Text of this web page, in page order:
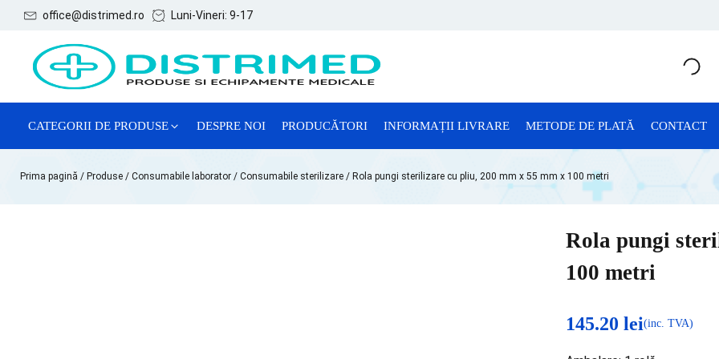
office@distrimed.ro Luni-Vineri: 9-17
CATEGORII DE PRODUSE
ACE, SERINGI ȘI ACCESORII
CONSUMABILE GENERALE
CONSUMABILE LABORATOR
Anatomie Patologică
DESPRE NOI PRODUCĂTORI INFORMAȚII LIVRARE METODE DE PLATĂ CONTACT
Prima pagină / Produse / Consumabile laborator / Consumabile sterilizare / Rola pungi sterilizare cu pliu, 200 mm x 55 mm x 100 metri
Rola pungi
100 metri
145.20 lei(inc. TVA)